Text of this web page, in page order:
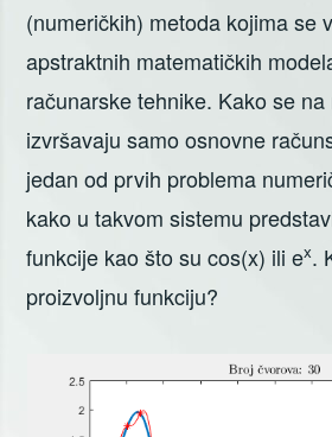
(numeričkih) metoda kojima se
apstraktnih matematičkih
računarske tehnike. Kako se
izvršavaju samo osnovne
jedan od prvih problema
kako u takvom sistemu
funkcije kao što su cos(x) ili ex.
proizvoljnu funkciju?